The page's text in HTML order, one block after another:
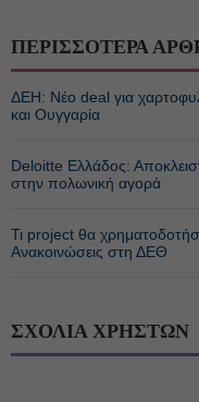
ΠΕΡΙΣΣΟΤΕΡΑ
ΔΕΗ: Νέο deal για
και Ουγγαρία
Deloitte Ελλάδος:
στην πολωνική αγορά
Τι project θα
Ανακοινώσεις στη ΔΕΘ
ΣΧΟΛΙΑ ΧΡΗΣΤΩΝ